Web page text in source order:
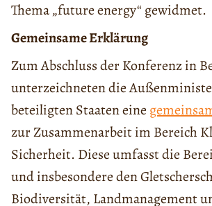
Thema „future energy“ gewidmet.
Gemeinsame Erklärung
Zum Abschluss der Konferenz in
unterzeichneten die
beteiligten Staaten eine
zur Zusammenarbeit im Bereich
Sicherheit. Diese umfasst die
und insbesondere den
Biodiversität, Landmanagement